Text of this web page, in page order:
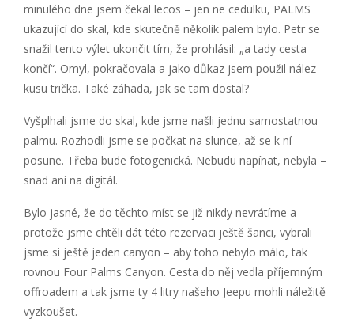
minulého dne jsem čekal lecos – jen ne cedulku, PALMS
ukazující do skal, kde skutečně několik palem bylo. Petr se
snažil tento výlet ukončit tím, že prohlásil: „a tady cesta
končí“. Omyl, pokračovala a jako důkaz jsem použil nález
kusu trička. Také záhada, jak se tam dostal?
Vyšplhali jsme do skal, kde jsme našli jednu samostatnou
palmu. Rozhodli jsme se počkat na slunce, až se k ní
posune. Třeba bude fotogenická. Nebudu napínat, nebyla –
snad ani na digitál.
Bylo jasné, že do těchto míst se již nikdy nevrátíme a
protože jsme chtěli dát této rezervaci ještě šanci, vybrali
jsme si ještě jeden canyon – aby toho nebylo málo, tak
rovnou Four Palms Canyon. Cesta do něj vedla příjemným
offroadem a tak jsme ty 4 litry našeho Jeepu mohli náležitě
vyzkoušet.